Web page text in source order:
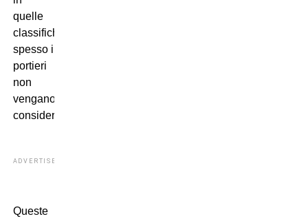
quelle
classifiche
spesso i
portieri
non
vengano
considerati.
ADVERTISEMENT
Queste